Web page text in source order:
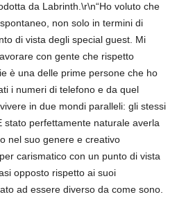
da Labrinth.\r\n“Ho voluto che
non solo in termini di
di vista degli special guest. Mi
con gente che rispetto
è una delle prime persone che ho
i numeri di telefono e da quel
in due mondi paralleli: gli stessi
stato perfettamente naturale averla
nel suo genere e creativo
carismatico con un punto di vista
opposto rispetto ai suoi
ad essere diverso da come sono.